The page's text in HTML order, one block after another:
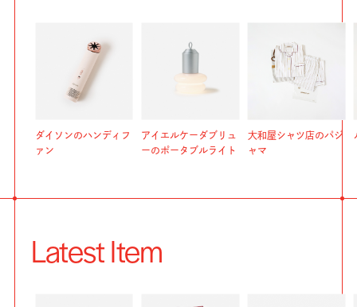
ダイソンのハンディフ
ァン
アイエルケーダブリュ
ーのポータブルライト
大和屋シャツ店のパジ
ャマ
Latest Item